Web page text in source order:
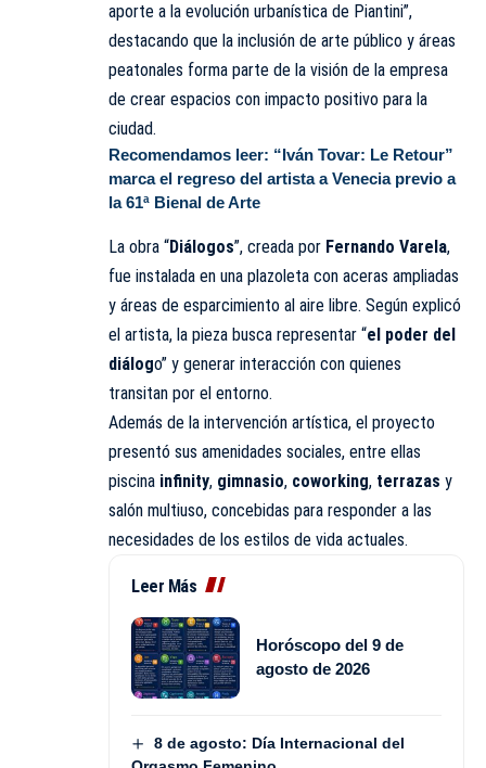
aporte a la evolución urbanística de Piantini”,
destacando que la inclusión de arte público y áreas
peatonales forma parte de la visión de la empresa
de crear espacios con impacto positivo para la
ciudad.
Recomendamos leer: “Iván Tovar: Le Retour”
marca el regreso del artista a Venecia previo a
la 61ª Bienal de Arte
La obra “Diálogos”, creada por Fernando Varela,
fue instalada en una plazoleta con aceras ampliadas
y áreas de esparcimiento al aire libre. Según explicó
el artista, la pieza busca representar “el poder del
diálogo” y generar interacción con quienes
transitan por el entorno.
Además de la intervención artística, el proyecto
presentó sus amenidades sociales, entre ellas
piscina infinity, gimnasio, coworking, terrazas y
salón multiuso, concebidas para responder a las
necesidades de los estilos de vida actuales.
Leer Más
Horóscopo del 9 de
agosto de 2026
8 de agosto: Día Internacional del